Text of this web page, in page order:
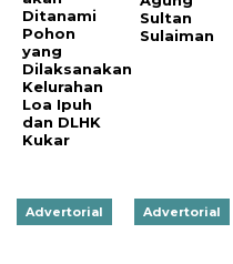
Ditanami
Pohon
yang
Dilaksanakan
Kelurahan
Loa Ipuh
dan DLHK
Kukar
Sultan
Sulaiman
Advertorial Advertorial